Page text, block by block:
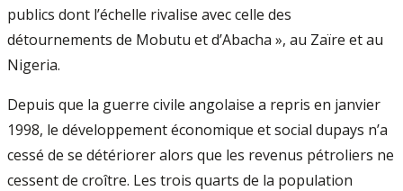
publics dont l’échelle rivalise avec celle des
détournements de Mobutu et d’Abacha », au Zaïre et au
Nigeria.
Depuis que la guerre civile angolaise a repris en janvier
1998, le développement économique et social dupays n’a
cessé de se détériorer alors que les revenus pétroliers ne
cessent de croître. Les trois quarts de la population